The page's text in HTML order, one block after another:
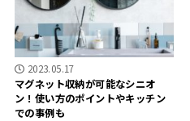
2023.05.17
マグネット収納が可能なシニオ
ン！使い方のポイントやキッチン
での事例も